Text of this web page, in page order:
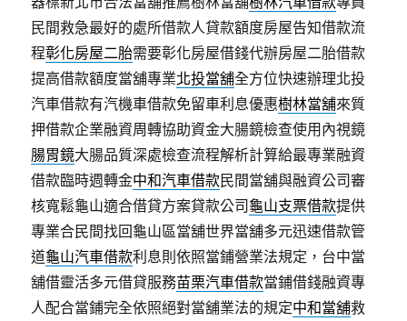
民間救急最好的處所借款人貸款額度房屋告知借款流
程彰化房屋二胎需要彰化房屋借錢代辦房屋二胎借款
提高借款額度當舖專業北投當舖全方位快速辦理北投
汽車借款有汽機車借款免留車利息優惠樹林當舖來質
押借款企業融資周轉協助資金大腸鏡檢查使用內視鏡
腸胃鏡大腸品質深處檢查流程解析計算給最專業融資
借款臨時週轉金中和汽車借款民間當舖與融資公司審
核寬鬆龜山適合借貸方案貸款公司 龜山支票借款提供
專業合民間找回龜山區當舖世界當舖多元迅速借款管
道龜山汽車借款利息則依照當鋪營業法規定，台中當
舖借靈活多元借貸服務苗栗汽車借款當鋪借錢融資專
人配合當鋪完全依照絕對當舖業法的規定中和當舖救